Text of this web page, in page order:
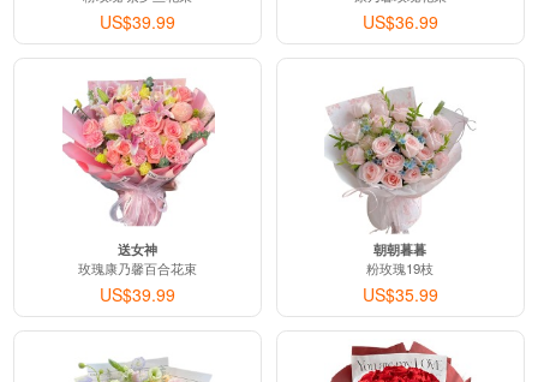
US$39.99 US$36.99
送女神
玫瑰康乃馨百合花束
US$39.99
朝朝暮暮
粉玫瑰19枝
US$35.99